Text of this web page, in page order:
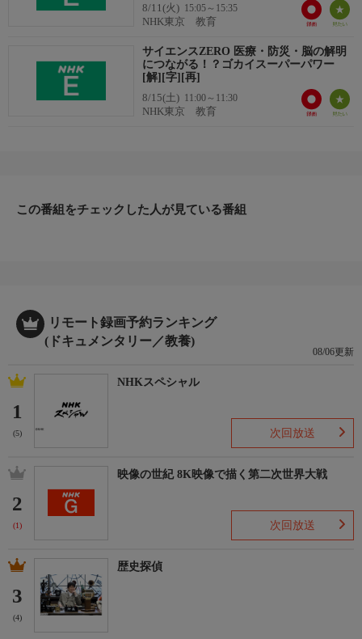
8/11(火) 15:05～15:35
NHK東京 教育
サイエンスZERO 医療・防災・脳の解明
につながる！？ゴカイスーパーパワー
[解][字][再]
8/15(土) 11:00～11:30
NHK東京 教育
この番組をチェックした人が見ている番組
リモート録画予約ランキング
(ドキュメンタリー／教養)
08/06更新
1
(5)
NHKスペシャル
次回放送
2
(1)
映像の世紀 8K映像で描く第二次世界大戦
次回放送
3
(4)
歴史探偵